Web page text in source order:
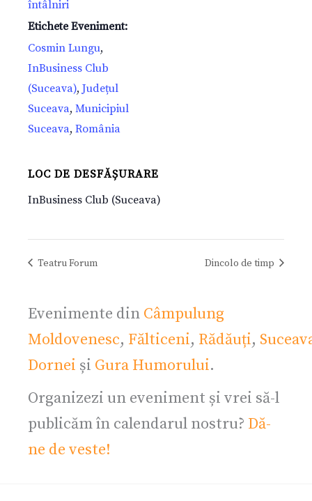
întâlniri
Etichete Eveniment:
Cosmin Lungu,
InBusiness Club
(Suceava), Județul
Suceava, Municipiul
Suceava, România
LOC DE DESFĂȘURARE
InBusiness Club (Suceava)
Teatru Forum Dincolo de timp
Evenimente din Câmpulung
Moldovenesc, Fălticeni, Rădăuți,
Dornei și Gura Humorului.
Organizezi un eveniment și vrei să-l
publicăm în calendarul nostru? Dă-
ne de veste!